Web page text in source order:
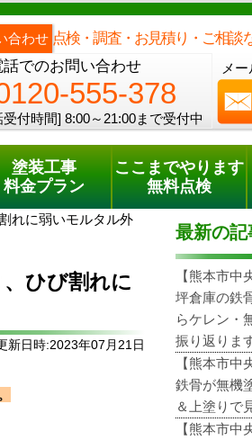
合わせ 点検・調査・お見積り・ご相談
話でのお問い合わせ
555-378
受付時間] 8:00～21:00まで受付中
メ
電話でのご相談 [8:00～21:00まで受付
phone0120-555-378
塗装工事
料金プラン
ここまでやります
無料点検
れに弱いモルタル外
ひび割れに
新日時:2023年07月21日
最新の記
【熊本市中
坪倉庫の鉄
らケレン・
振り返りま
【熊本市
鉄骨が無機
＆上塗りで
【熊本市中